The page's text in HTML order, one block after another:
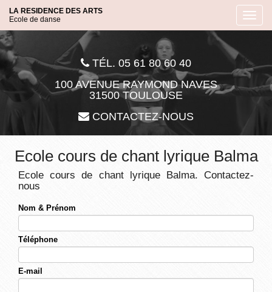
Aller
contenu
principal
LA RESIDENCE DES ARTS
Ecole de danse
TÉL. 05 61 80 60 40
100 AVENUE RAYMOND NAVES
31500 TOULOUSE
CONTACTEZ-NOUS
Ecole cours de chant lyrique Balma
Ecole cours de chant lyrique Balma. Contactez-
nous
Nom & Prénom
Téléphone
E-mail